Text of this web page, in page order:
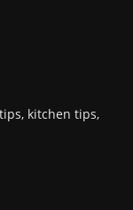
kitchen tips,